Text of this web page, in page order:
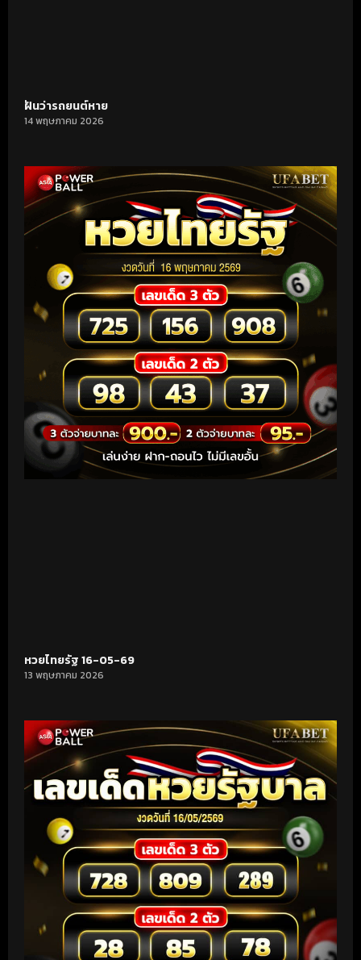
ฝันว่ารถยนต์หาย
14 พฤษภาคม 2026
หวยไทยรัฐ 16-05-69
13 พฤษภาคม 2026